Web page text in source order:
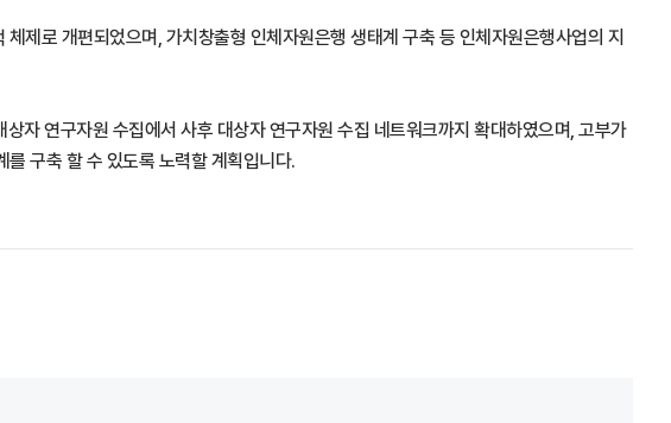
로 개편되었으며, 가치창출형 인체자원은행 생태계 구축 등 인체자원은행사업의 지
연구자원 수집에서 사후 대상자 연구자원 수집 네트워크까지 확대하였으며, 고부가
구축 할 수 있도록 노력할 계획입니다.